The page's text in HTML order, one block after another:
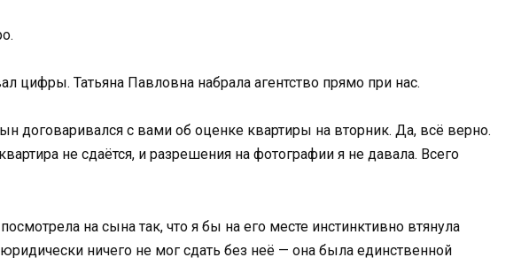
цифры. Татьяна Павловна набрала агентство прямо при нас.
договаривался с вами об оценке квартиры на вторник. Да, всё верно.
не сдаётся, и разрешения на фотографии я не давала. Всего
на сына так, что я бы на его месте инстинктивно втянула
ничего не мог сдать без неё — она была единственной